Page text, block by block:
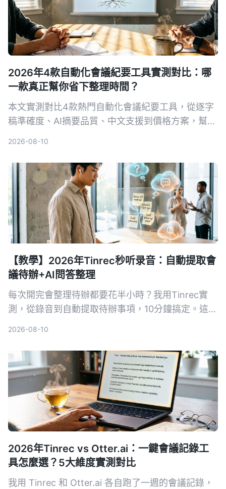
2026年4款自動化會議紀要工具實測對比：哪
一款真正幫你省下整理時間？
本文實測對比4款熱門自動化會議紀要工具，從逐字
稿準確度、AI摘要品質、中文支援到價格方案，幫你
2026-08-10
【教學】2026年Tinrec秒听录音：自動提取會
議待辦+AI問答整理
每次開完會整理待辦都要花半小時？我用Tinrec實
測，從錄音到自動提取待辦事項，10分鐘搞定。這篇
2026-08-10
2026年Tinrec vs Otter.ai：一鍵會議記錄工
具怎麼選？5大維度實測對比
我用 Tinrec 和 Otter.ai 各自跑了一週的會議記錄，